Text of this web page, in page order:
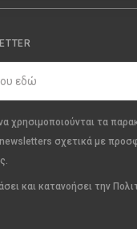
χρησιμοποιούνται τα
σχετικά με
και κατανοήσει την